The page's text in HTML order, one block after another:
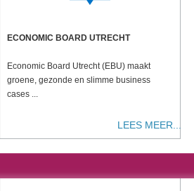
ECONOMIC BOARD UTRECHT
Economic Board Utrecht (EBU) maakt
groene, gezonde en slimme business
cases ...
LEES MEER...